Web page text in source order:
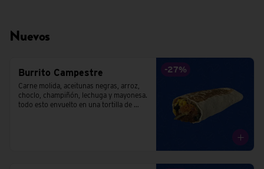
Nuevos
-27%
Burrito Campestre
Carne molida, aceitunas negras, arroz,
choclo, champiñón, lechuga y mayonesa.
todo esto envuelto en una tortilla de